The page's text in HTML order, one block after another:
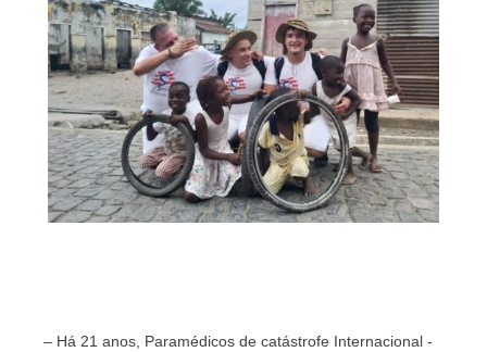
– Há 21 anos, Paramédicos de catástrofe Internacional -